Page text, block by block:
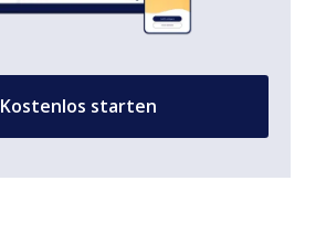
Kostenlos starten